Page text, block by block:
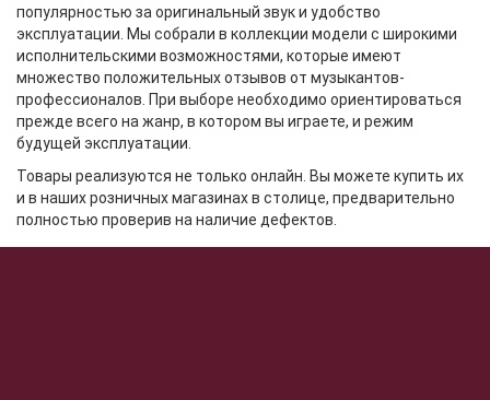
популярностью за оригинальный звук и удобство
эксплуатации. Мы собрали в коллекции модели с широкими
исполнительскими возможностями, которые имеют
множество положительных отзывов от музыкантов-
профессионалов. При выборе необходимо ориентироваться
прежде всего на жанр, в котором вы играете, и режим
будущей эксплуатации.
Товары реализуются не только онлайн. Вы можете купить их
и в наших розничных магазинах в столице, предварительно
полностью проверив на наличие дефектов.